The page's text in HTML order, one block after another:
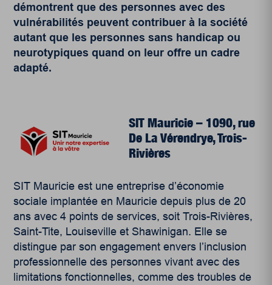
démontrent que des personnes avec des
vulnérabilités peuvent contribuer à la société
autant que les personnes sans handicap ou
neurotypiques quand on leur offre un cadre
adapté.
SIT Mauricie – 1090, rue
De La Vérendrye, Trois-
Rivières
SIT Mauricie est une entreprise d’économie
sociale implantée en Mauricie depuis plus de 20
ans avec 4 points de services, soit Trois-Rivières,
Saint-Tite, Louiseville et Shawinigan. Elle se
distingue par son engagement envers l’inclusion
professionnelle des personnes vivant avec des
limitations fonctionnelles, comme des troubles de